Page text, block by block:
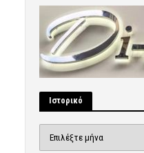
Ιστορικό